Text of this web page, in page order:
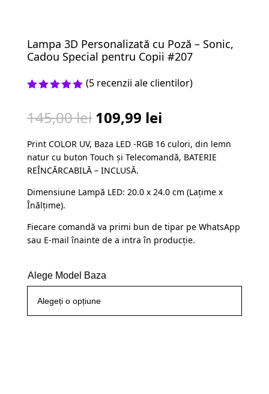
Lampa 3D Personalizată cu Poză – Sonic,
Cadou Special pentru Copii #207
pe baza a
evaluări
clienți
(5 recenzii ale clientilor)
145,00lei Prețul
a
fost:
109,99 leiPrețul
este:
109,99 lei.
Print COLOR UV, Baza LED -RGB 16 culori, din lemn
natur cu buton Touch și Telecomandă, BATERIE
REÎNCĂRCABILĂ – INCLUSĂ.
Dimensiune Lampă LED: 20.0 x 24.0 cm (Lațime x
Înălțime).
Fiecare comandă va primi bun de tipar pe WhatsApp
sau E-mail înainte de a intra în producție.
Alege Model Baza